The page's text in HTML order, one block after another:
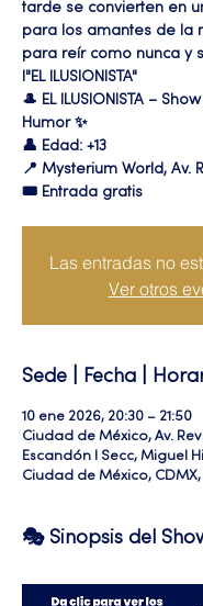
tarde se convierten en
para los amantes de la
para reír como nunca y
l"EL ILUSIONISTA"
🎩 EL ILUSIONISTA –
Humor ✨
👤 Edad: +13
📍 Mysterium World, Av.
🎟️ Entrada gratis
Las entradas no
Ver otros
Sede | Fecha |
10 ene 2026, 20:30 – 21:50
Ciudad de México, Av.
Escandón I Secc, Miguel
Ciudad de México,
🎭 Sinopsis del